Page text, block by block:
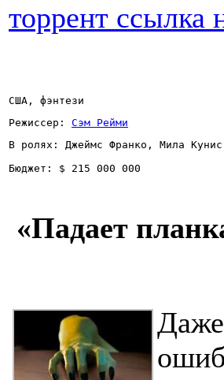
торрент ссылка
США, фэнтези
Режиссер: Сэм Рейми
В ролях: Джеймс Франко, Мила
Бюджет: $ 215 000 000
«Падает